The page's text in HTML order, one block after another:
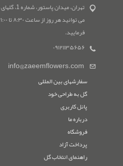
تهران، میدان پاستور، شماره 1، گلهای زعیم
فرمایید.
۰۹۱۲۱۱۳۵۶۵۶
info@zaeemflowers.com
سفارشهای بین المللی
گل به طراحی خود
پانل کاربری
درباره ما
فروشگاه
پرداخت آزاد
راهنمای انتخاب گل